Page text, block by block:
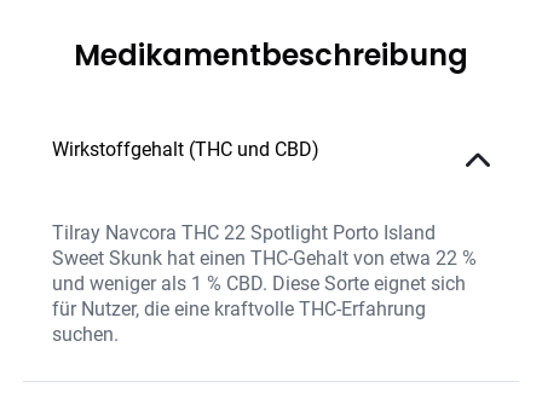
Medikamentbeschreibung
Wirkstoffgehalt (THC und CBD)
Tilray Navcora THC 22 Spotlight Porto Island
Sweet Skunk hat einen THC-Gehalt von etwa 22 %
und weniger als 1 % CBD. Diese Sorte eignet sich
für Nutzer, die eine kraftvolle THC-Erfahrung
suchen.